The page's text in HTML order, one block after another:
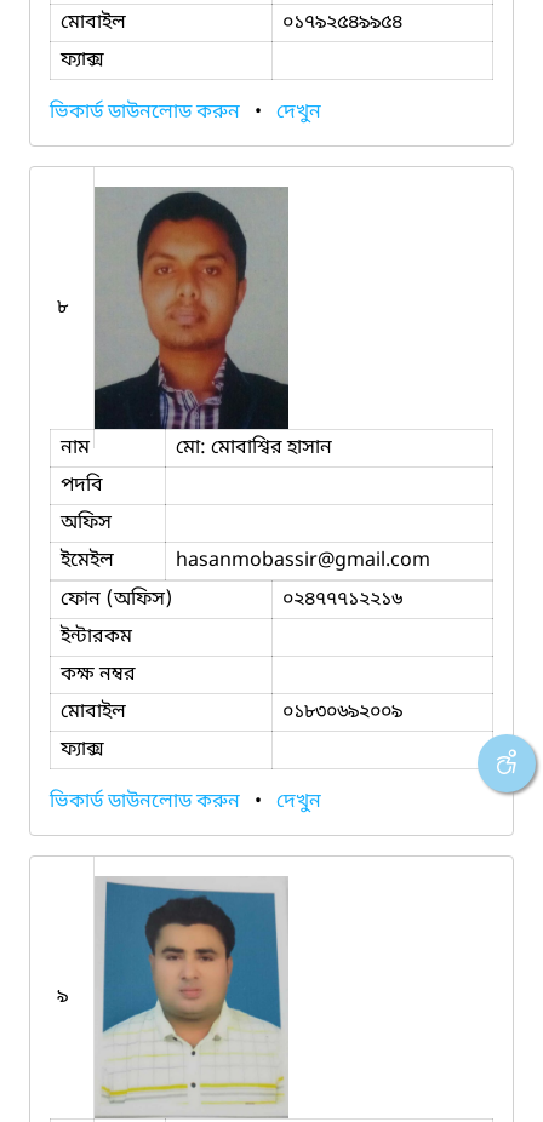
মোবাইল
০১৭৯২৫৪৯৯৫৪
ফ্যাক্স
ভিকার্ড ডাউনলোড করুন • দেখুন
৮
নাম
মো: মোবাশ্বির হাসান
পদবি
অফিস
ইমেইল
hasanmobassir@gmail.com
ফোন (অফিস)
০২৪৭৭৭১২২১৬
ইন্টারকম
কক্ষ নম্বর
মোবাইল
০১৮৩০৬৯২০০৯
ফ্যাক্স
ভিকার্ড ডাউনলোড করুন • দেখুন
৯